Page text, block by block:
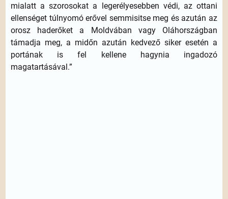
mialatt a szorosokat a legerélyesebben védi, az ottani
ellenséget túlnyomó erővel semmisitse meg és azután az
orosz haderőket a Moldvában vagy Oláhországban
támadja meg, a midőn azután kedvező siker esetén a
portának is fel kellene hagynia ingadozó
magatartásával.”